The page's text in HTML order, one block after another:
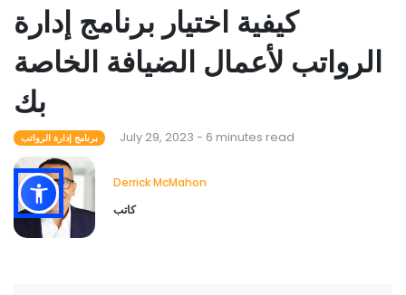
كيفية اختيار برنامج إدارة
الرواتب لأعمال الضيافة الخاصة
بك
برنامج إدارة الرواتب July 29, 2023 - 6 minutes read
Derrick McMahon
كاتب